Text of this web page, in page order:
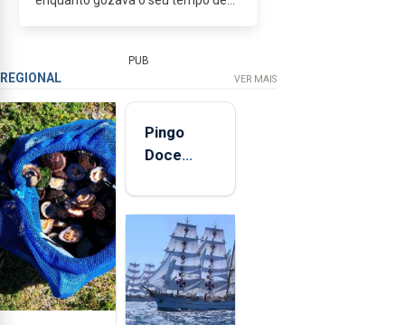
por entre os buracos da rede mal
remediada...
PUB
REGIONAL VER MAIS
Pingo
Doce
quinta-
feira nova
loja em
São
Sebastião
e cria 30